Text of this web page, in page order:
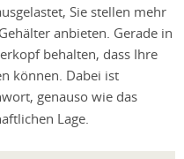
Sie stellen mehr
anbieten. Gerade in
behalten, dass Ihre
können. Dabei ist
genauso wie das
Lage.